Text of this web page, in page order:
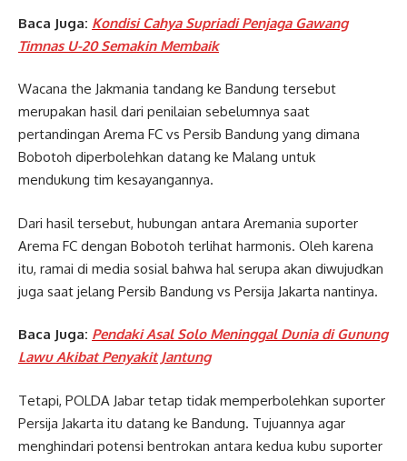
Baca Juga: Kondisi Cahya Supriadi Penjaga Gawang
Timnas U-20 Semakin Membaik
Wacana the Jakmania tandang ke Bandung tersebut
merupakan hasil dari penilaian sebelumnya saat
pertandingan Arema FC vs Persib Bandung yang dimana
Bobotoh diperbolehkan datang ke Malang untuk
mendukung tim kesayangannya.
Dari hasil tersebut, hubungan antara Aremania suporter
Arema FC dengan Bobotoh terlihat harmonis. Oleh karena
itu, ramai di media sosial bahwa hal serupa akan diwujudkan
juga saat jelang Persib Bandung vs Persija Jakarta nantinya.
Baca Juga: Pendaki Asal Solo Meninggal Dunia di Gunung
Lawu Akibat Penyakit Jantung
Tetapi, POLDA Jabar tetap tidak memperbolehkan suporter
Persija Jakarta itu datang ke Bandung. Tujuannya agar
menghindari potensi bentrokan antara kedua kubu suporter